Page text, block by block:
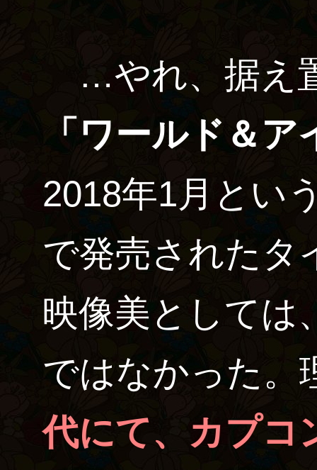
…やれ、据え
「ワールド＆
2018年1月とい
で発売されたタ
映像美としては
ではなかった。
代にて、カプコ